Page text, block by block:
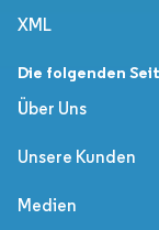
XML
Die folgenden
Über Uns
Unsere Kunden
Medien